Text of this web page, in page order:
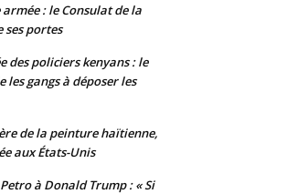
: le Consulat de la
ses portes
des policiers kenyans : le
les gangs à déposer les
de la peinture haïtienne,
aux États-Unis
à Donald Trump : « Si